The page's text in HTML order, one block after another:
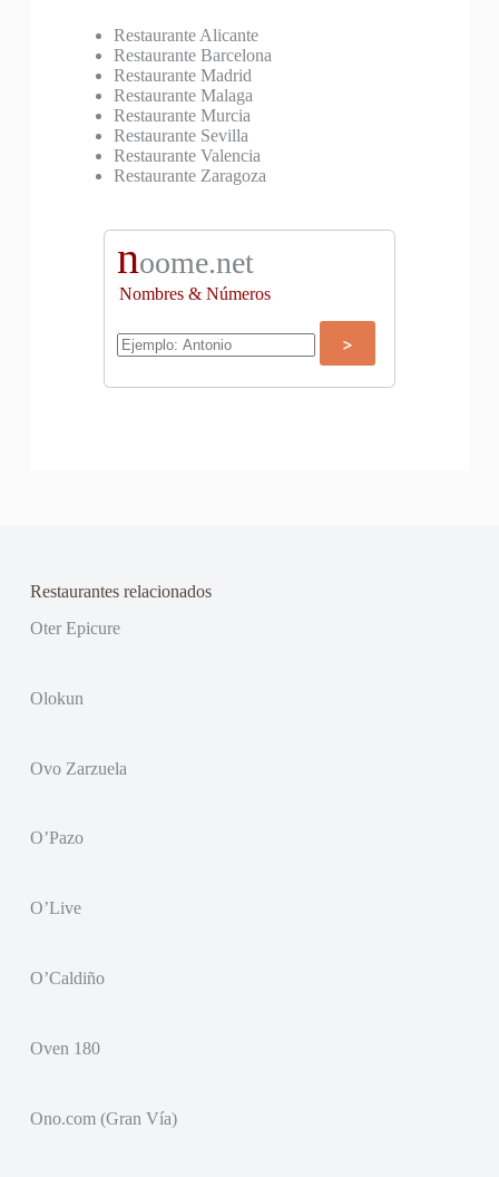
Restaurante Alicante
Restaurante Barcelona
Restaurante Madrid
Restaurante Malaga
Restaurante Murcia
Restaurante Sevilla
Restaurante Valencia
Restaurante Zaragoza
noome.net
Nombres & Números
Restaurantes relacionados
Oter Epicure
Olokun
Ovo Zarzuela
O’Pazo
O’Live
O’Caldiño
Oven 180
Ono.com (Gran Vía)